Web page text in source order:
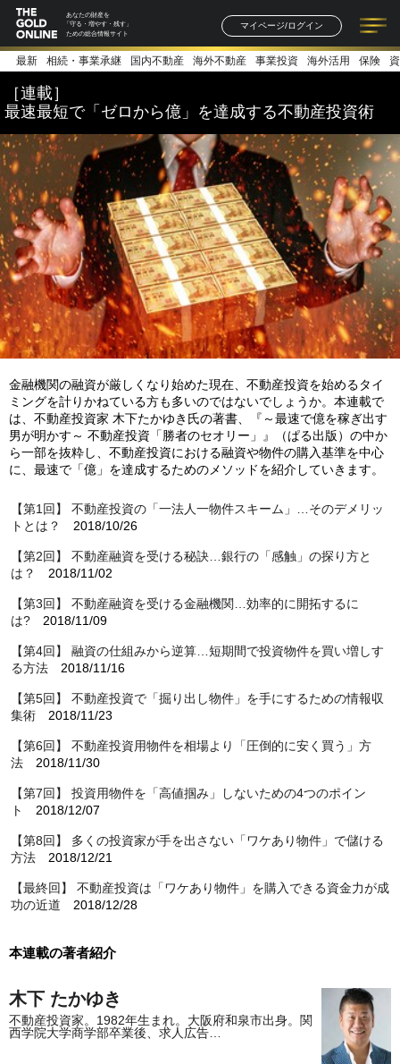
あなたの財産を
「守る・増やす・残す」
ための総合情報サイト
マイページ/ログイン
記事一覧 連載一覧
著者一覧 書籍一覧
最新 相続・事業承継 国内不動産 海外不動産 事業投資 海外活用 保険
［連載］
最速最短で「ゼロから億」を達成する不動産投資術
金融機関の融資が厳しくなり始めた現在、不動産投資を始めるタイ
ミングを計りかねている方も多いのではないでしょうか。本連載で
は、不動産投資家 木下たかゆき氏の著書、『～最速で億を稼ぎ出す
男が明かす～ 不動産投資「勝者のセオリー」』（ぱる出版）の中か
ら一部を抜粋し、不動産投資における融資や物件の購入基準を中心
に、最速で「億」を達成するためのメソッドを紹介していきます。
【第1回】 不動産投資の「一法人一物件スキーム」…そのデメリッ
トとは？
2018/10/26
【第2回】 不動産融資を受ける秘訣…銀行の「感触」の探り方と
は？
2018/11/02
【第3回】 不動産融資を受ける金融機関…効率的に開拓するに
は? 2018/11/09
【第4回】 融資の仕組みから逆算…短期間で投資物件を買い増しす
る方法 2018/11/16
【第5回】 不動産投資で「掘り出し物件」を手にするための情報収
集術 2018/11/23
【第6回】 不動産投資用物件を相場より「圧倒的に安く買う」方
法 2018/11/30
【第7回】 投資用物件を「高値掴み」しないための4つのポイン
ト
2018/12/07
【第8回】 多くの投資家が手を出さない「ワケあり物件」で儲ける
方法 2018/12/21
【最終回】 不動産投資は「ワケあり物件」を購入できる資金力が成
功の近道 2018/12/28
本連載の著者紹介
木下 たかゆき
不動産投資家。1982年生まれ。大阪府和泉市出身。関
西学院大学商学部卒業後、求人広告…